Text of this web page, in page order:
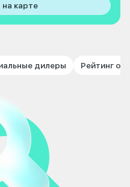
карте
дилеры Рейтинг